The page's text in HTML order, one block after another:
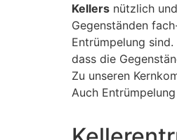
Kellers nützlich
Gegenständen
Entrümpelung
dass die
Zu unseren
Auch